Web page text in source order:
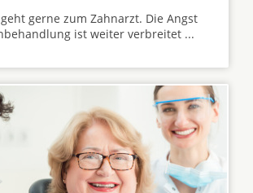
gerne zum Zahnarzt. Die Angst
ist weiter verbreitet ...